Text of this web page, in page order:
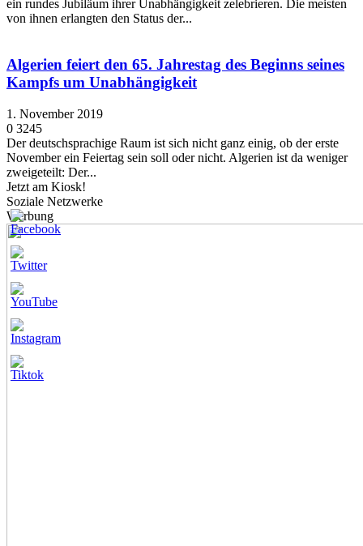
ein rundes Jubiläum ihrer Unabhängigkeit zelebrieren. Die meisten
von ihnen erlangten den Status der...
Algerien feiert den 65. Jahrestag des Beginns seines
Kampfs um Unabhängigkeit
1. November 2019
0 3245
Der deutschsprachige Raum ist sich nicht ganz einig, ob der erste
November ein Feiertag sein soll oder nicht. Algerien ist da weniger
zweigeteilt: Der...
Jetzt am Kiosk!
Soziale Netzwerke
Werbung